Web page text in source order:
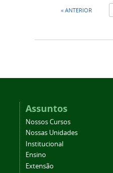
« ANTERIOR
Assuntos
Nossos Cursos
Nossas Unidades
Institucional
Ensino
Extensão